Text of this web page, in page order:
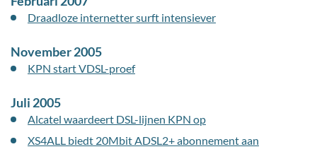
Draadloze internetter surft intensiever
November 2005
KPN start VDSL-proef
Juli 2005
Alcatel waardeert DSL-lijnen KPN op
XS4ALL biedt 20Mbit ADSL2+ abonnement aan